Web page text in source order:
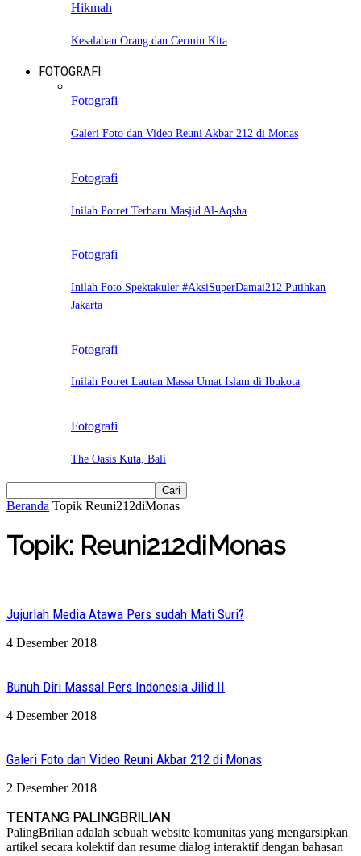
Hikmah
Kesalahan Orang dan Cermin Kita
FOTOGRAFI
Fotografi
Galeri Foto dan Video Reuni Akbar 212 di Monas
Fotografi
Inilah Potret Terbaru Masjid Al-Aqsha
Fotografi
Inilah Foto Spektakuler #AksiSuperDamai212 Putihkan
Jakarta
Fotografi
Inilah Potret Lautan Massa Umat Islam di Ibukota
Fotografi
The Oasis Kuta, Bali
Beranda Topik Reuni212diMonas
Topik: Reuni212diMonas
Jujurlah Media Atawa Pers sudah Mati Suri?
4 Desember 2018
Bunuh Diri Massal Pers Indonesia Jilid II
4 Desember 2018
Galeri Foto dan Video Reuni Akbar 212 di Monas
2 Desember 2018
TENTANG PALINGBRILIAN
PalingBrilian adalah sebuah website komunitas yang mengarsipkan
artikel secara kolektif dan resume dialog interaktif dengan bahasan